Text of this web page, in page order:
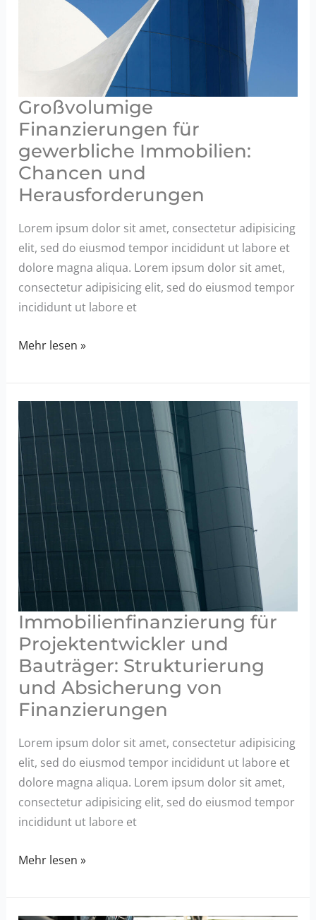
Herausforderungen
Risikomanagement.
Großvolumige
Finanzierungen für
gewerbliche Immobilien:
Chancen und
Herausforderungen
Lorem ipsum dolor sit amet, consectetur adipisicing
elit, sed do eiusmod tempor incididunt ut labore et
dolore magna aliqua. Lorem ipsum dolor sit amet,
consectetur adipisicing elit, sed do eiusmod tempor
incididunt ut labore et
Großvolumige
gewerbliche
Immobilien:
Chancen
und
Herausforderungen
Mehr lesen »
Immobilienfinanzierung für
Projektentwickler und
Bauträger: Strukturierung
und Absicherung von
Finanzierungen
Lorem ipsum dolor sit amet, consectetur adipisicing
elit, sed do eiusmod tempor incididunt ut labore et
dolore magna aliqua. Lorem ipsum dolor sit amet,
consectetur adipisicing elit, sed do eiusmod tempor
incididunt ut labore et
Immobilienfinanzierung
Mehr lesen »